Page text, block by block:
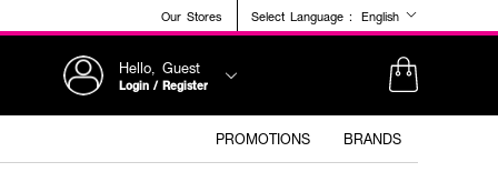
Our Stores Select Language : English
Hello, Guest
Login / Register
PROMOTIONS BRANDS